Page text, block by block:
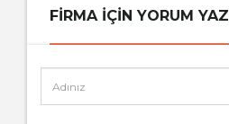
FIRMA IÇIN YORUM YAZ